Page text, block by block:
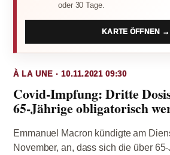
oder 30 Tage.
KARTE ÖFFNEN →
À LA UNE · 10.11.2021 09:30
Covid-Impfung: Dritte
65-Jährige obligatorisch
Emmanuel Macron kündigte am
November, an, dass sich die über